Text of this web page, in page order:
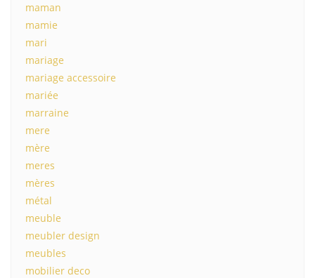
maman
mamie
mari
mariage
mariage accessoire
mariée
marraine
mere
mère
meres
mères
métal
meuble
meubler design
meubles
mobilier deco